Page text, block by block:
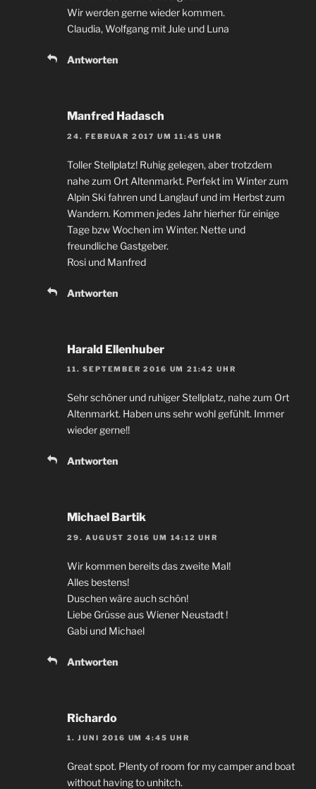
Wir werden gerne wieder kommen.
Claudia, Wolfgang mit Jule und Luna
Antworten
Manfred Hadasch
24. FEBRUAR 2017 UM 11:45 UHR
Toller Stellplatz! Ruhig gelegen, aber trotzdem
nahe zum Ort Altenmarkt. Perfekt im Winter zum
Alpin Ski fahren und Langlauf und im Herbst zum
Wandern. Kommen jedes Jahr hierher für einige
Tage bzw Wochen im Winter. Nette und
freundliche Gastgeber.
Rosi und Manfred
Antworten
Harald Ellenhuber
11. SEPTEMBER 2016 UM 21:42 UHR
Sehr schöner und ruhiger Stellplatz, nahe zum Ort
Altenmarkt. Haben uns sehr wohl gefühlt. Immer
wieder gerne!!
Antworten
Michael Bartik
29. AUGUST 2016 UM 14:12 UHR
Wir kommen bereits das zweite Mal!
Alles bestens!
Duschen wäre auch schön!
Liebe Grüsse aus Wiener Neustadt !
Gabi und Michael
Antworten
Richardo
1. JUNI 2016 UM 4:45 UHR
Great spot. Plenty of room for my camper and boat
without having to unhitch.